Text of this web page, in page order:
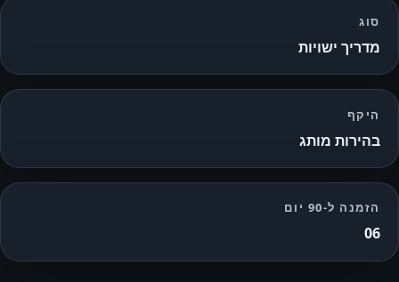
סוג
מדריך ישויות
היקף
בהירות מותג
הזמנה ל-90 יום
06